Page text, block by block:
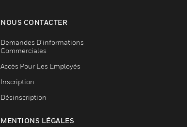
NOUS CONTACTER
Demandes D’informations
Commerciales
Accès Pour Les Employés
Inscription
Désinscription
MENTIONS LÉGALES